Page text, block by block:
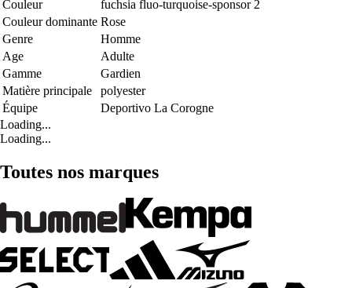
Couleur
fuchsia fluo-turquoise-sponsor 2
Couleur dominante Rose
Genre
Homme
Age
Adulte
Gamme
Gardien
Matière principale
polyester
Équipe
Deportivo La Corogne
Loading...
Loading...
Toutes nos marques